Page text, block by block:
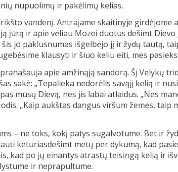
nupuolimų ir pakėlimų kelias.
vandenį. Antrajame skaitinyje girdėjome
jūrą ir apie vėliau Mozei duotus dešimt Dievo
jo paklusnumas išgelbėjo jį ir žydų tautą,
klausyti ir šiuo keliu eiti, mes
apie amžinąją sandorą. Šį Velykų
sakė: „Tepalieka nedorėlis savąjį kelią ir
mūsų Dievą, nes jis labai atlaidus. „Nes
„Kaip aukštas dangus viršum žemės, taip
– ne toks, kokį patys sugalvotume. Bet ir
keturiasdešimt metų per dykumą, kad
kad po jų einantys atrastų teisingą kelią ir
ir neprapultume.